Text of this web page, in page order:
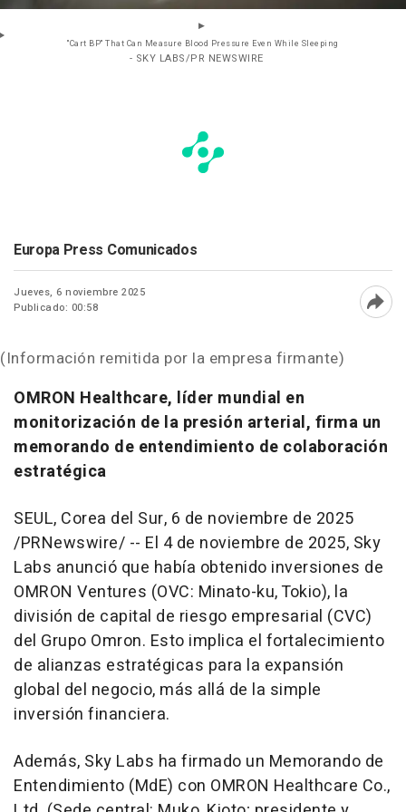
"Cart BP" That Can Measure Blood Pressure Even While Sleeping
- SKY LABS/PR NEWSWIRE
Europa Press Comunicados
Jueves, 6 noviembre 2025
Publicado: 00:58
(Información remitida por la empresa firmante)
OMRON Healthcare, líder mundial en
monitorización de la presión arterial, firma un
memorando de entendimiento de colaboración
estratégica
SEUL, Corea del Sur, 6 de noviembre de 2025
/PRNewswire/ -- El 4 de noviembre de 2025, Sky
Labs anunció que había obtenido inversiones de
OMRON Ventures (OVC: Minato-ku,Tokio), la
división de capital de riesgo empresarial (CVC)
del Grupo Omron. Esto implica el fortalecimiento
de alianzas estratégicas para la expansión
global del negocio, más allá de la simple
inversión financiera.
Además, Sky Labs ha firmado un Memorando de
Entendimiento (MdE) con OMRON Healthcare Co.,